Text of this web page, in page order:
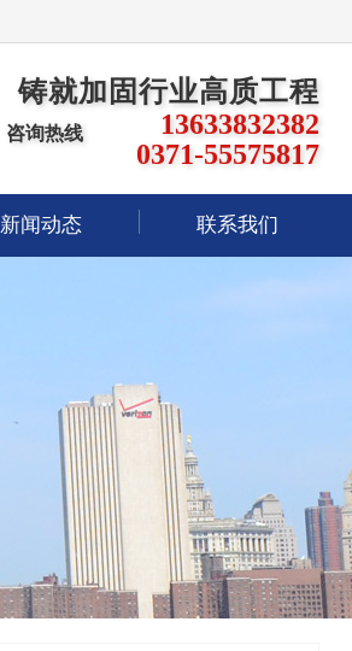
铸就加固行业高质工程
咨询热线
13633832382
0371-55575817
新闻动态 联系我们